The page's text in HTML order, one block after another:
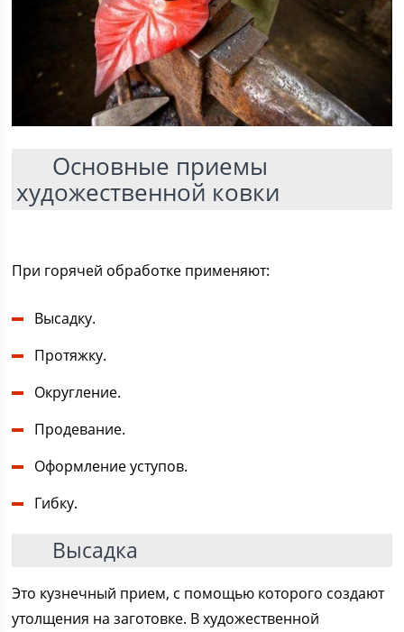
Основные приемы
художественной ковки
При горячей обработке применяют:
Высадку.
Протяжку.
Округление.
Продевание.
Оформление уступов.
Гибку.
Высадка
Это кузнечный прием, с помощью которого создают
утолщения на заготовке. В художественной